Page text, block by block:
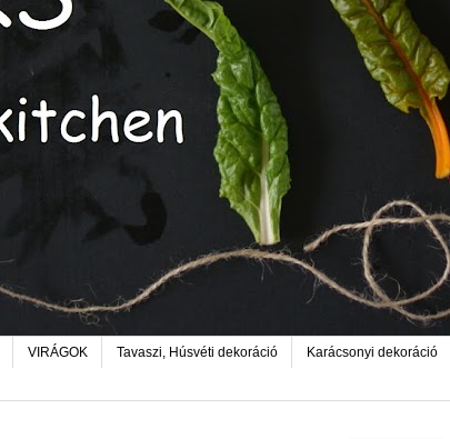
VIRÁGOK Tavaszi, Húsvéti dekoráció Karácsonyi dekoráció